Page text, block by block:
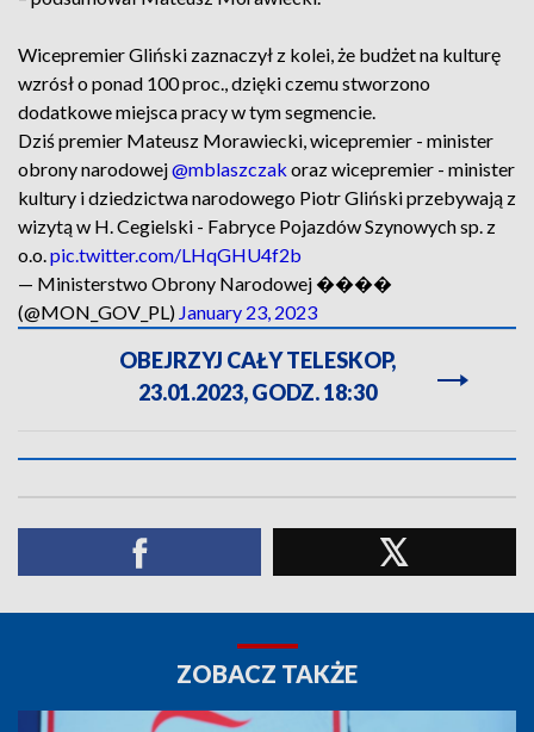
Wicepremier Gliński zaznaczył z kolei, że budżet na kulturę
wzrósł o ponad 100 proc., dzięki czemu stworzono
dodatkowe miejsca pracy w tym segmencie.
Dziś premier Mateusz Morawiecki, wicepremier - minister
obrony narodowej@mblaszczak oraz wicepremier - minister
kultury i dziedzictwa narodowego Piotr Gliński przebywają z
wizytą w H. Cegielski - Fabryce Pojazdów Szynowych sp. z
o.o.pic.twitter.com/LHqGHU4f2b
— Ministerstwo Obrony Narodowej ����
(@MON_GOV_PL) January 23, 2023
OBEJRZYJ CAŁY TELESKOP,
23.01.2023, GODZ. 18:30
ZOBACZ TAKŻE